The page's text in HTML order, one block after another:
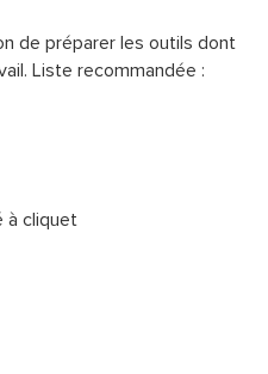
de préparer les outils dont
Liste recommandée :
à cliquet